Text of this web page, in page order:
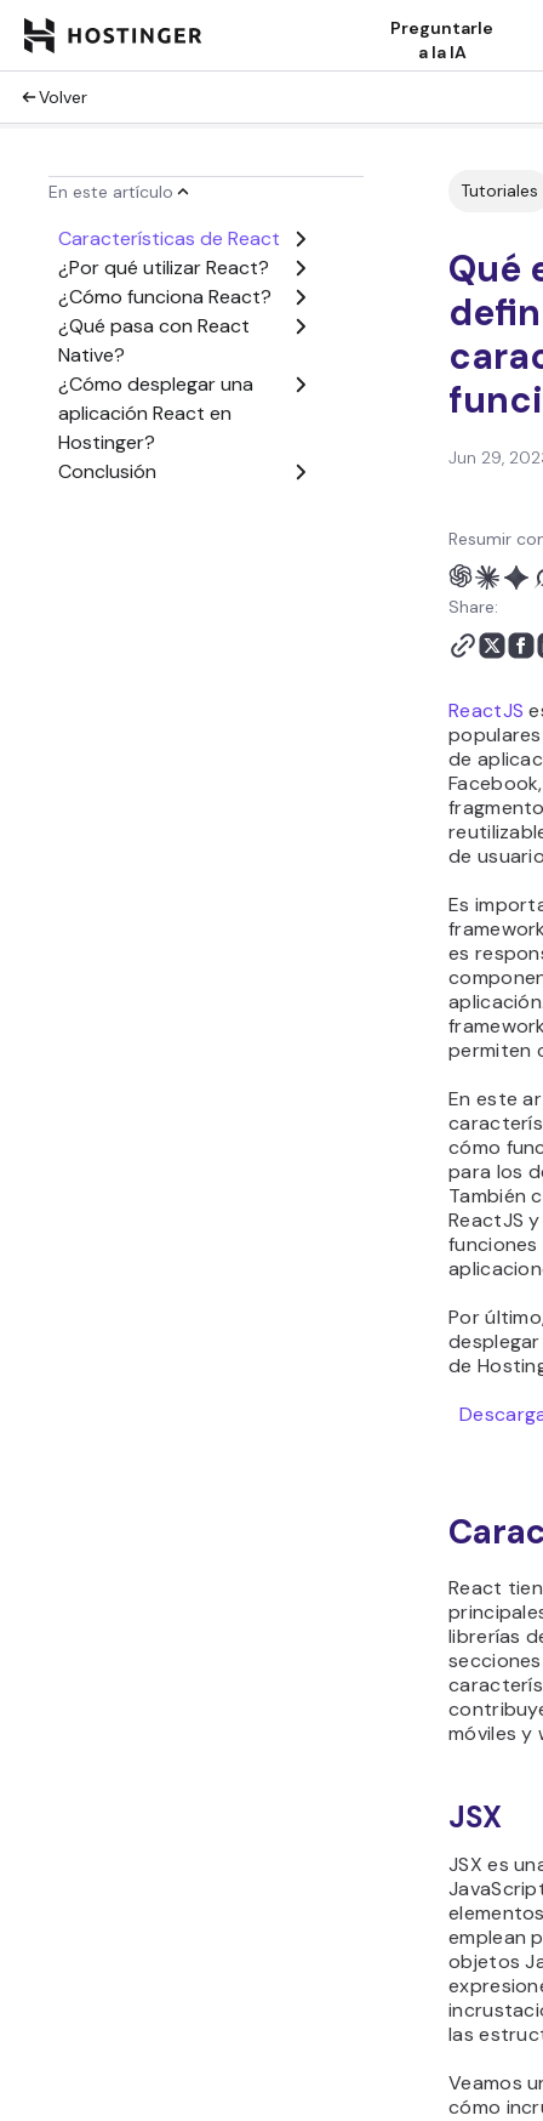
Preguntarle
a la IA
Volver
En este artículo
Características de React
¿Por qué utilizar React?
¿Cómo funciona React?
¿Qué pasa con React
Native?
¿Cómo desplegar una
aplicación React en
Hostinger?
Conclusión
Tutoriales
Qué
Jun 29,
Resumir
Share:
ReactJS
de
de
Es
es
permiten
En este
cómo
para los
También
ReactJS
Por
de
React
librerías
móviles y
JSX
JSX es
emplean
objetos
las
Veamos
cómo